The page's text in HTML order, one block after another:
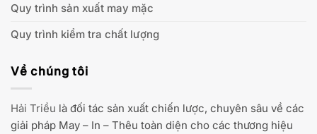
Quy trình sản xuất may mặc
Quy trình kiểm tra chất lượng
Về chúng tôi
Hải Triều là đối tác sản xuất chiến lược, chuyên sâu về các
giải pháp May – In – Thêu toàn diện cho các thương hiệu